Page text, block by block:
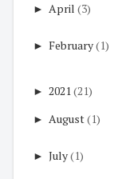
► April (3)
► February(1)
► 2021 (21)
► August(1)
► July(1)